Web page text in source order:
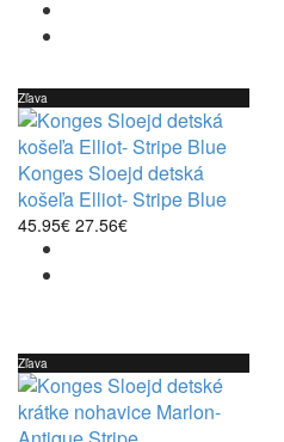
Zľava
Konges Sloejd detská
košeľa Elliot- Stripe Blue
45.95€ 27.56€
Zľava